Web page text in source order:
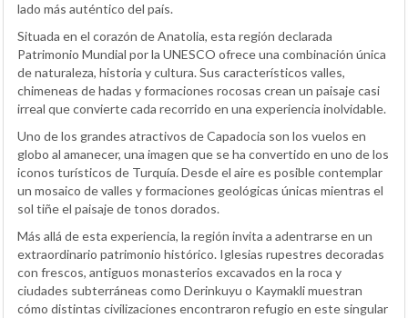
lado más auténtico del país.
Situada en el corazón de Anatolia, esta región declarada
Patrimonio Mundial por la UNESCO ofrece una combinación única
de naturaleza, historia y cultura. Sus característicos valles,
chimeneas de hadas y formaciones rocosas crean un paisaje casi
irreal que convierte cada recorrido en una experiencia inolvidable.
Uno de los grandes atractivos de Capadocia son los vuelos en
globo al amanecer, una imagen que se ha convertido en uno de los
iconos turísticos de Turquía. Desde el aire es posible contemplar
un mosaico de valles y formaciones geológicas únicas mientras el
sol tiñe el paisaje de tonos dorados.
Más allá de esta experiencia, la región invita a adentrarse en un
extraordinario patrimonio histórico. Iglesias rupestres decoradas
con frescos, antiguos monasterios excavados en la roca y
ciudades subterráneas como Derinkuyu o Kaymakli muestran
cómo distintas civilizaciones encontraron refugio en este singular